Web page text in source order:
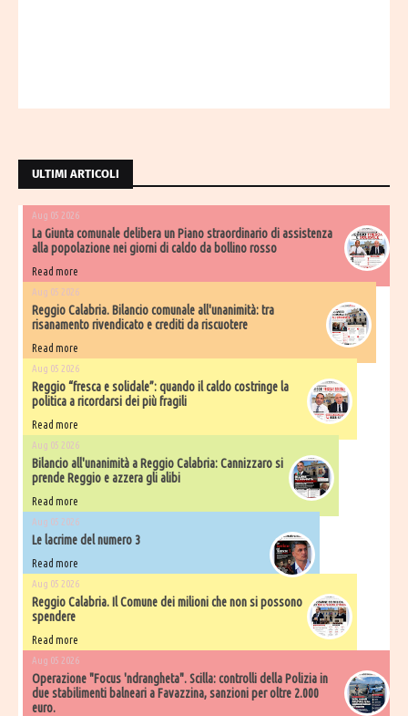
ULTIMI ARTICOLI
Aug 05 2026
La Giunta comunale delibera un Piano straordinario di assistenza
alla popolazione nei giorni di caldo da bollino rosso
Read more
Aug 05 2026
Reggio Calabria. Bilancio comunale all'unanimità: tra
risanamento rivendicato e crediti da riscuotere
Read more
Aug 05 2026
Reggio “fresca e solidale”: quando il caldo costringe la
politica a ricordarsi dei più fragili
Read more
Aug 05 2026
Bilancio all'unanimità a Reggio Calabria: Cannizzaro si
prende Reggio e azzera gli alibi
Read more
Aug 05 2026
Le lacrime del numero 3
Read more
Aug 05 2026
Reggio Calabria. Il Comune dei milioni che non si possono
spendere
Read more
Aug 05 2026
Operazione "Focus 'ndrangheta". Scilla: controlli della Polizia in
due stabilimenti balneari a Favazzina, sanzioni per oltre 2.000
euro.